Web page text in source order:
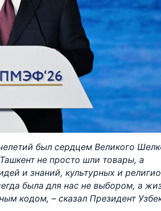
был сердцем Великого
не просто шли товары, а
и знаний, культурных и
была для нас не выбором, а
кодом, – сказал Президент